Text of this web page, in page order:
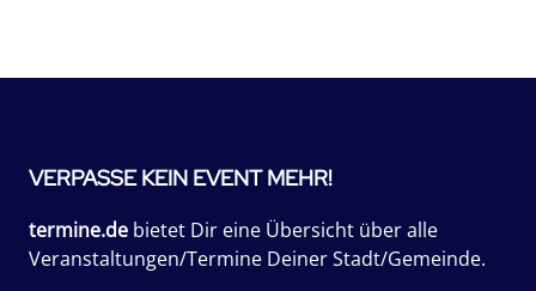
VERPASSE KEIN EVENT MEHR!
termine.de bietet Dir eine Übersicht über alle
Veranstaltungen/Termine Deiner Stadt/Gemeinde.